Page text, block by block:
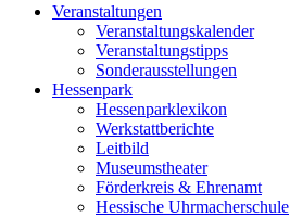
Veranstaltungen
Veranstaltungskalender
Veranstaltungstipps
Sonderausstellungen
Hessenpark
Hessenparklexikon
Werkstattberichte
Leitbild
Museumstheater
Förderkreis & Ehrenamt
Hessische Uhrmacherschule